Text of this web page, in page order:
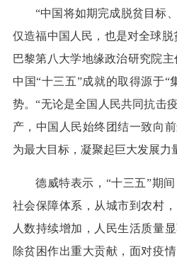
“中国将如期完成脱贫目标
仅造福中国人民，也是对全球脱
巴黎第八大学地缘政治研究院主
中国“十三五”成就的取得源于“
势。“无论是全国人民共同抗击
产，中国人民始终团结一致向
为最大目标，凝聚起巨大发展力
德威特表示，“十三五”期
社会保障体系，从城市到农村
人数持续增加，人民生活质量
除贫困作出重大贡献，面对疫